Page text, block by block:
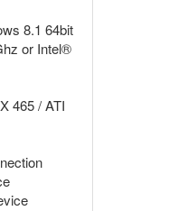
8.1 64bit
or Intel®
465 / ATI